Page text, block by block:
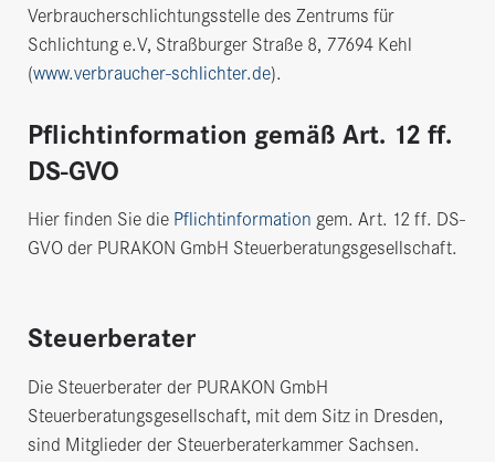
Verbraucherschlichtungsstelle des Zentrums für
Schlichtung e.V, Straßburger Straße 8, 77694 Kehl
(www.verbraucher-schlichter.de).
Pflichtinformation gemäß Art. 12 ff.
DS-GVO
Hier finden Sie die Pflichtinformation gem. Art. 12 ff. DS-
GVO der PURAKON GmbH Steuerberatungsgesellschaft.
Steuerberater
Die Steuerberater der PURAKON GmbH
Steuerberatungsgesellschaft, mit dem Sitz in Dresden,
sind Mitglieder der Steuerberaterkammer Sachsen.